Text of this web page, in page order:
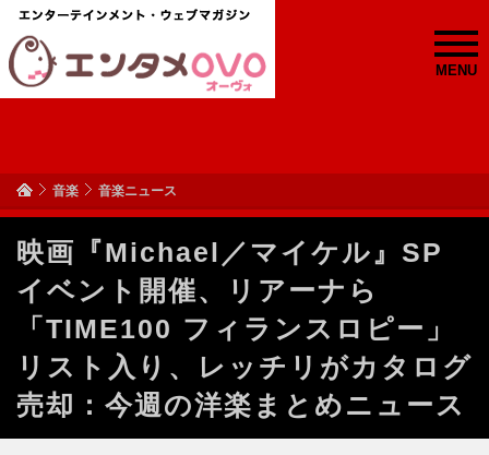
MENU
音楽 音楽ニュース
映画『Michael／マイケル』SP
イベント開催、リアーナら
「TIME100 フィランスロピー」
リスト入り、レッチリがカタログ
売却：今週の洋楽まとめニュース